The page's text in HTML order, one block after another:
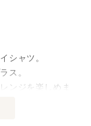
シャツ。
ス。
ンジを楽しめま